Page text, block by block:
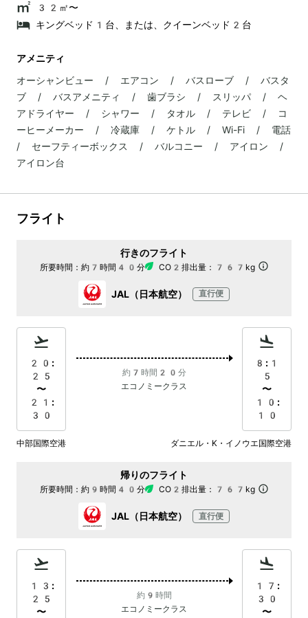
32㎡〜
キングベッド1台、または、クイーンベッド2台
アメニティ
オーシャンビュー / エアコン / バスローブ / バスタ
ブ / バスアメニティ / 歯ブラシ / スリッパ / ヘ
アドライヤー / シャワー / タオル / テレビ / コ
ーヒーメーカー / 冷蔵庫 / ケトル / Wi-Fi / 電話
/ セーフティーボックス / バルコニー / アイロン /
アイロン台
フライト
行きのフライト
所要時間： 約7時間40分 CO2排出量： 767kg
JAL（日本航空） 直行便
20:
25
〜
21:
30
約7時間20分
エコノミークラス
8:1
5
〜
10:
10
中部国際空港 ダニエル・K・イノウエ国際空港
帰りのフライト
所要時間： 約9時間40分 CO2排出量： 767kg
JAL（日本航空） 直行便
13:
25
〜
約9時間
エコノミークラス
17:
30
〜